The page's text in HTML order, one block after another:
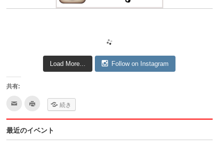
Load More... Follow on Instagram
共有:
ク
し
て
ク
し
て
続き
最近のイベント